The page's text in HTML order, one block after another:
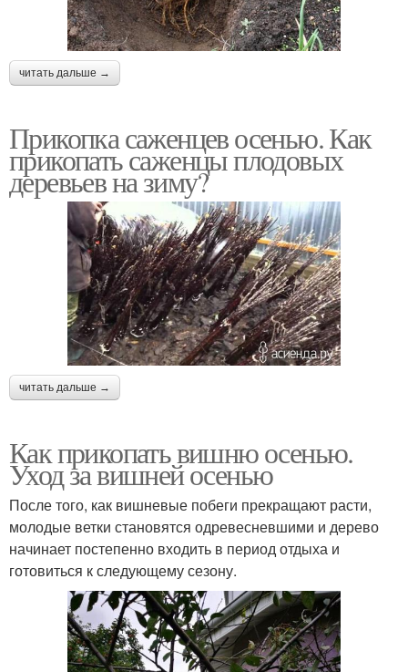
читать дальше →
Прикопка саженцев осенью. Как
прикопать саженцы плодовых
деревьев на зиму?
читать дальше →
Как прикопать вишню осенью.
Уход за вишней осенью
После того, как вишневые побеги прекращают расти,
молодые ветки становятся одревесневшими и дерево
начинает постепенно входить в период отдыха и
готовиться к следующему сезону.